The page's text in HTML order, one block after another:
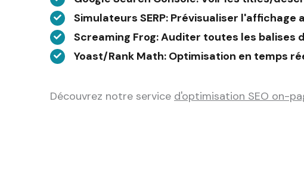
Simulateurs SERP: Prévisualiser l'affichage
Screaming Frog: Auditer toutes les balises
Yoast/Rank Math: Optimisation en temps
Découvrez notre service d'optimisation SEO on-